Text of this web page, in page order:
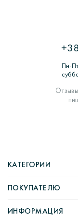
долгий
ЦИКЛ:
ювелирных
изделий>
Полировка и
покупателю.
Пн-
КАТЕГОРИИ
ПОКУПАТЕЛЮ
ИНФОРМАЦИЯ